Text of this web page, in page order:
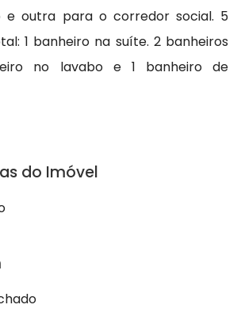
e outra para o corredor social. 5
1 banheiro na suíte. 2 banheiros
no lavabo e 1 banheiro de
do Imóvel